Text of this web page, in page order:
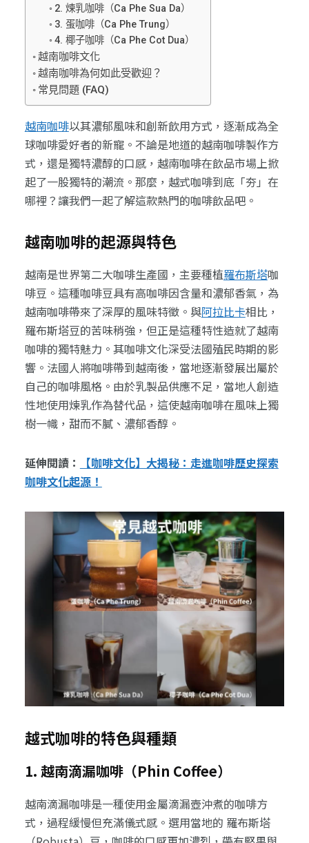
2. 煉乳咖啡（Ca Phe Sua Da）
3. 蛋咖啡（Ca Phe Trung）
4. 椰子咖啡（Ca Phe Cot Dua）
越南咖啡文化
越南咖啡為何如此受歡迎？
常見問題 (FAQ)
越南咖啡以其濃郁風味和創新飲用方式，逐漸成為全
球咖啡愛好者的新寵。不論是地道的越南咖啡製作方
式，還是獨特濃醇的口感，越南咖啡在飲品市場上掀
起了一股獨特的潮流。那麼，越式咖啡到底「夯」在
哪裡？讓我們一起了解這款熱門的咖啡飲品吧。
越南咖啡的起源與特色
越南是世界第二大咖啡生產國，主要種植羅布斯塔咖
啡豆。這種咖啡豆具有高咖啡因含量和濃郁香氣，為
越南咖啡帶來了深厚的風味特徵。與阿拉比卡相比，
羅布斯塔豆的苦味稍強，但正是這種特性造就了越南
咖啡的獨特魅力。其咖啡文化深受法國殖民時期的影
響。法國人將咖啡帶到越南後，當地逐漸發展出屬於
自己的咖啡風格。由於乳製品供應不足，當地人創造
性地使用煉乳作為替代品，這使越南咖啡在風味上獨
樹一幟，甜而不膩、濃郁香醇。
延伸閱讀：
【咖啡文化】大揭秘：走進咖啡歷史探索
咖啡文化起源！
越式咖啡的特色與種類
1. 越南滴漏咖啡（Phin Coffee）
越南滴漏咖啡是一種使用金屬滴漏壺沖煮的咖啡方
式，過程緩慢但充滿儀式感。選用當地的 羅布斯塔